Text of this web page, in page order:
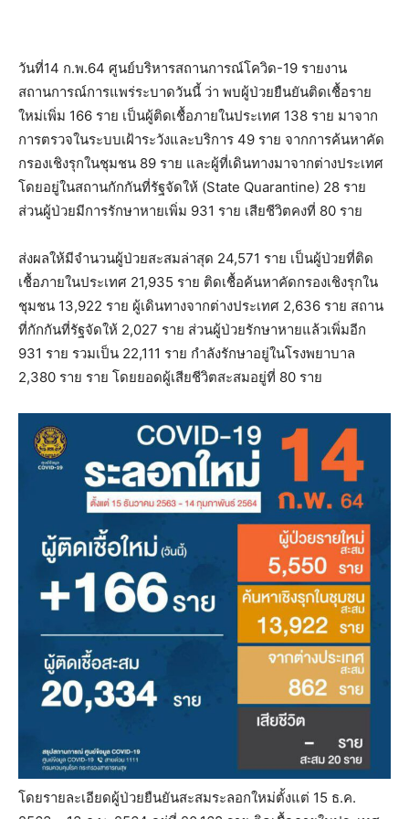
วันที่14 ก.พ.64 ศูนย์บริหารสถานการณ์โควิด-19 รายงาน
สถานการณ์การแพร่ระบาดวันนี้ ว่า พบผู้ป่วยยืนยันติดเชื้อราย
ใหม่เพิ่ม 166 ราย เป็นผู้ติดเชื้อภายในประเทศ 138 ราย มาจาก
การตรวจในระบบเฝ้าระวังและบริการ 49 ราย จากการค้นหาคัด
กรองเชิงรุกในชุมชน 89 ราย และผู้ที่เดินทางมาจากต่างประเทศ
โดยอยู่ในสถานกักกันที่รัฐจัดให้ (State Quarantine) 28 ราย
ส่วนผู้ป่วยมีการรักษาหายเพิ่ม 931 ราย เสียชีวิตคงที่ 80 ราย
ส่งผลให้มีจำนวนผู้ป่วยสะสมล่าสุด 24,571 ราย เป็นผู้ป่วยที่ติด
เชื้อภายในประเทศ 21,935 ราย ติดเชื้อค้นหาคัดกรองเชิงรุกใน
ชุมชน 13,922 ราย ผู้เดินทางจากต่างประเทศ 2,636 ราย สถาน
ที่กักกันที่รัฐจัดให้ 2,027 ราย ส่วนผู้ป่วยรักษาหายแล้วเพิ่มอีก
931 ราย รวมเป็น 22,111 ราย กำลังรักษาอยู่ในโรงพยาบาล
2,380 ราย ราย โดยยอดผู้เสียชีวิตสะสมอยู่ที่ 80 ราย
โดยรายละเอียดผู้ป่วยยืนยันสะสมระลอกใหม่ตั้งแต่ 15 ธ.ค.